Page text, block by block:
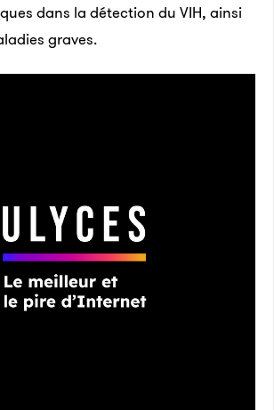
dans la détection du VIH, ainsi
graves.